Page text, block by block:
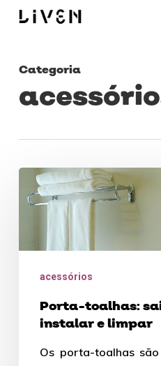
Skip
contentCategoria
Porta-
toalhas:
como
limpar
acessórios
Porta-toalhas:
instalar e limpar
Os porta-toalhas são